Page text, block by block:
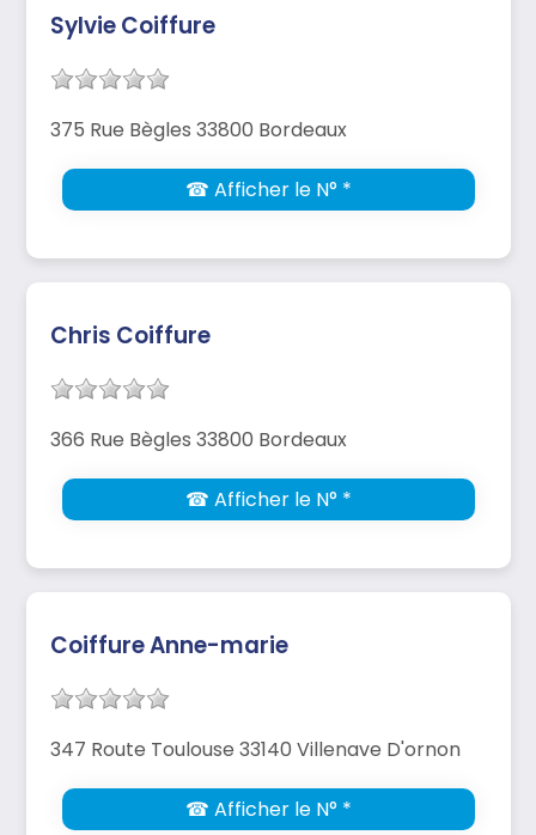
Sylvie Coiffure
375 Rue Bègles 33800 Bordeaux
☎ Afficher le N° *
Chris Coiffure
366 Rue Bègles 33800 Bordeaux
☎ Afficher le N° *
Coiffure Anne-marie
347 Route Toulouse 33140 Villenave D'ornon
☎ Afficher le N° *